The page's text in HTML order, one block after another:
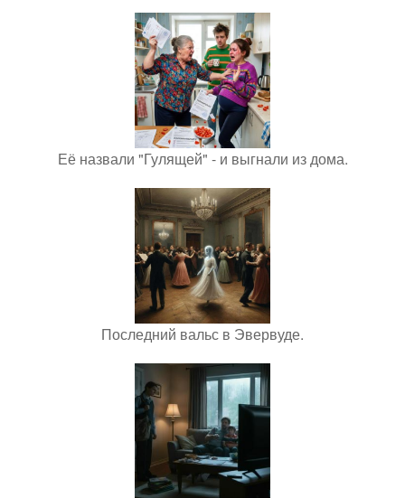
Её назвали "Гулящей" - и выгнали из дома.
Последний вальс в Эвервуде.